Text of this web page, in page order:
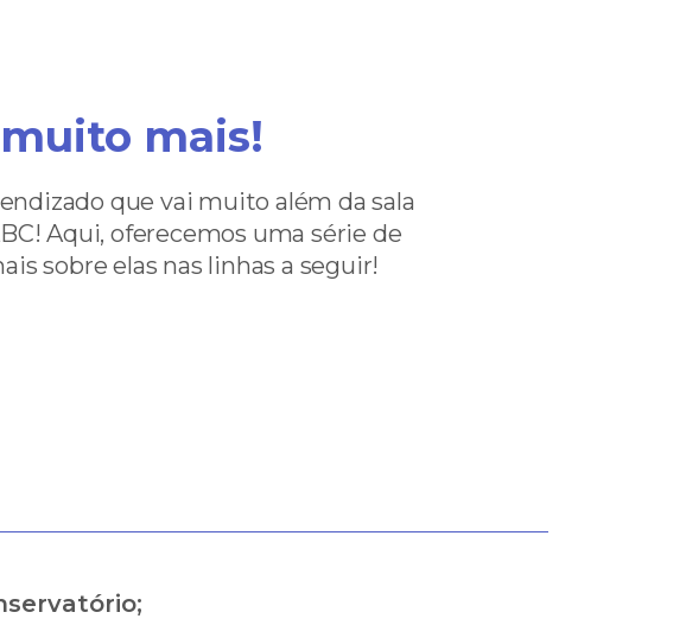
mais!
que vai muito além da sala
Aqui, oferecemos uma série de
sobre elas nas linhas a seguir!